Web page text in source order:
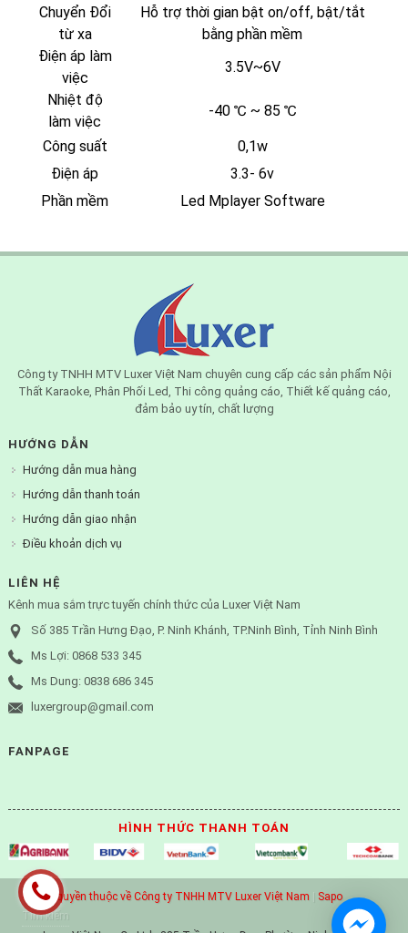
Chuyển Đổi
từ xa
Hỗ trợ thời gian bật on/off, bật/tắt
bằng phần mềm
Điện áp làm
việc
3.5V~6V
Nhiệt độ
làm việc
-40 ℃ ~ 85 ℃
Công suất
0,1w
Điện áp
3.3- 6v
Phần mềm
Led Mplayer Software
Công ty TNHH MTV Luxer Việt Nam chuyên cung cấp các sản phẩm Nội
Thất Karaoke, Phân Phối Led, Thi công quảng cáo, Thiết kế quảng cáo,
đảm bảo uy tín, chất lượng
HƯỚNG DẪN
Hướng dẫn mua hàng
Hướng dẫn thanh toán
Hướng dẫn giao nhận
Điều khoản dịch vụ
LIÊN HỆ
Kênh mua sắm trực tuyến chính thức của Luxer Việt Nam
Số 385 Trần Hưng Đạo, P. Ninh Khánh, TP.Ninh Bình, Tỉnh Ninh Bình
Ms Lợi: 0868 533 345
Ms Dung: 0838 686 345
luxergroup@gmail.com
FANPAGE
HÌNH THỨC THANH TOÁN
© Bản quyền thuộc về Công ty TNHH MTV Luxer Việt Nam
Sapo
Tìm kiếm